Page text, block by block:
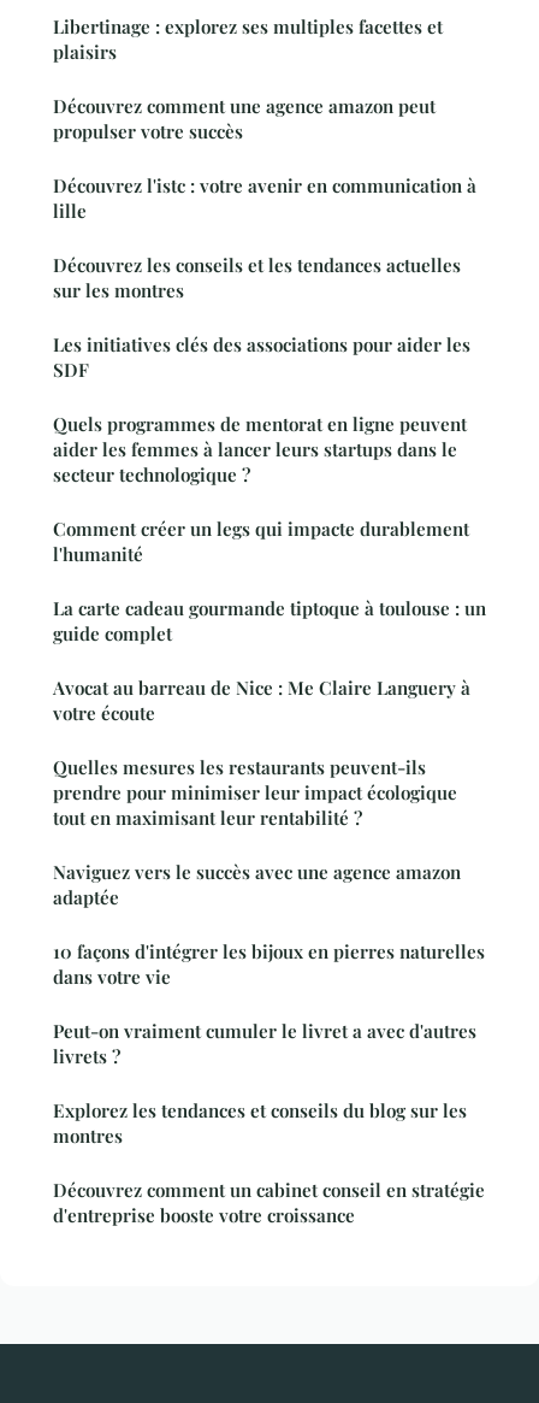
Libertinage : explorez ses multiples facettes et
plaisirs
Découvrez comment une agence amazon peut
propulser votre succès
Découvrez l'istc : votre avenir en communication à
lille
Découvrez les conseils et les tendances actuelles
sur les montres
Les initiatives clés des associations pour aider les
SDF
Quels programmes de mentorat en ligne peuvent
aider les femmes à lancer leurs startups dans le
secteur technologique ?
Comment créer un legs qui impacte durablement
l'humanité
La carte cadeau gourmande tiptoque à toulouse : un
guide complet
Avocat au barreau de Nice : Me Claire Languery à
votre écoute
Quelles mesures les restaurants peuvent-ils
prendre pour minimiser leur impact écologique
tout en maximisant leur rentabilité ?
Naviguez vers le succès avec une agence amazon
adaptée
10 façons d'intégrer les bijoux en pierres naturelles
dans votre vie
Peut-on vraiment cumuler le livret a avec d'autres
livrets ?
Explorez les tendances et conseils du blog sur les
montres
Découvrez comment un cabinet conseil en stratégie
d'entreprise booste votre croissance